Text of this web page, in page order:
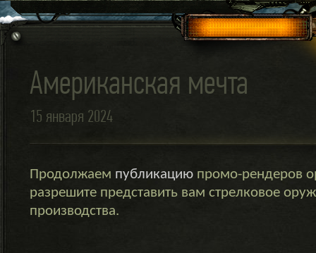
Американская мечта
15 января 2024
Продолжаем публикацию промо-рендеров
разрешите представить вам стрелковое
производства.